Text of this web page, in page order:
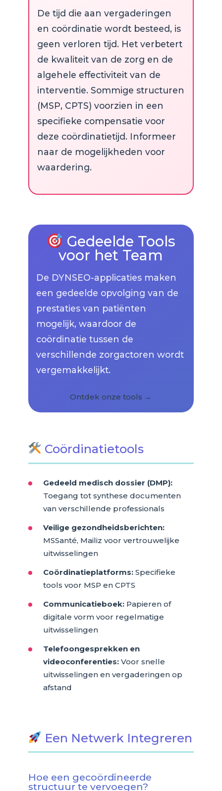
De tijd die aan vergaderingen
en coördinatie wordt besteed, is
geen verloren tijd. Het verbetert
de kwaliteit van de zorg en de
algehele effectiviteit van de
interventie. Sommige structuren
(MSP, CPTS) voorzien in een
specifieke compensatie voor
deze coördinatietijd. Informeer
naar de mogelijkheden voor
waardering.
Gedeelde Tools
voor het Team
De DYNSEO-applicaties maken
een gedeelde opvolging van de
prestaties van patiënten
mogelijk, waardoor de
coördinatie tussen de
verschillende zorgactoren wordt
vergemakkelijkt.
Ontdek onze tools →
Coördinatietools
Gedeeld medisch dossier (DMP):
Toegang tot synthese documenten
van verschillende professionals
Veilige gezondheidsberichten:
MSSanté, Mailiz voor vertrouwelijke
uitwisselingen
Coördinatieplatforms:Specifieke
tools voor MSP en CPTS
Communicatieboek:Papieren of
digitale vorm voor regelmatige
uitwisselingen
Telefoongesprekken en
videoconferenties:Voor snelle
uitwisselingen en vergaderingen op
afstand
Een Netwerk Integreren
Hoe een gecoördineerde
structuur te vervoegen?